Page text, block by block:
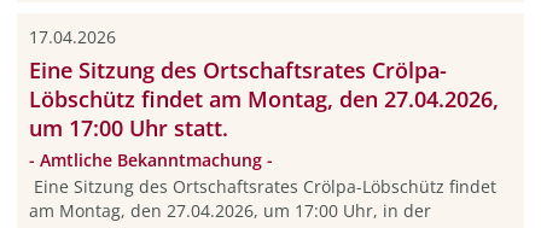
17.04.2026
Eine Sitzung des Ortschaftsrates Crölpa-
Löbschütz findet am Montag, den 27.04.2026,
um 17:00 Uhr statt.
- Amtliche Bekanntmachung -
Eine Sitzung des Ortschaftsrates Crölpa-Löbschütz findet
am Montag, den 27.04.2026, um 17:00 Uhr, in der